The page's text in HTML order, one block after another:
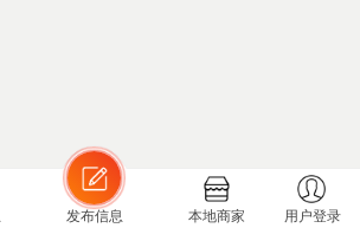
发布信息 本地商家 用户登录